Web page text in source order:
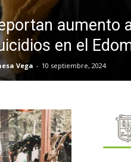
aumento
en el
Vega - 10 septiembre, 2024